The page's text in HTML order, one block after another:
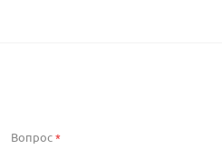
Вопрос*